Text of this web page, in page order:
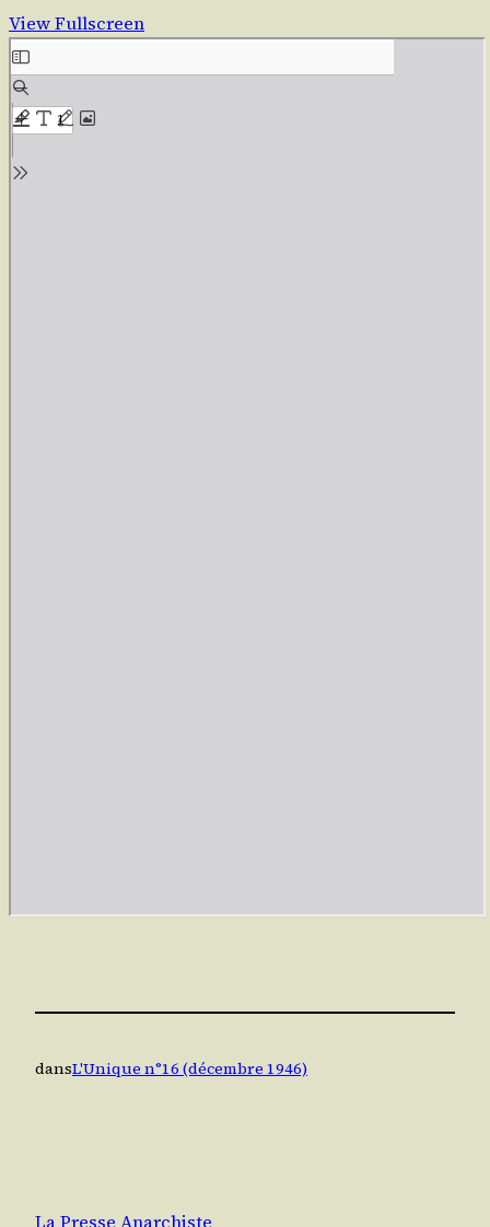
View Fullscreen
dansL'Unique n°16 (décembre 1946)
La Presse Anarchiste